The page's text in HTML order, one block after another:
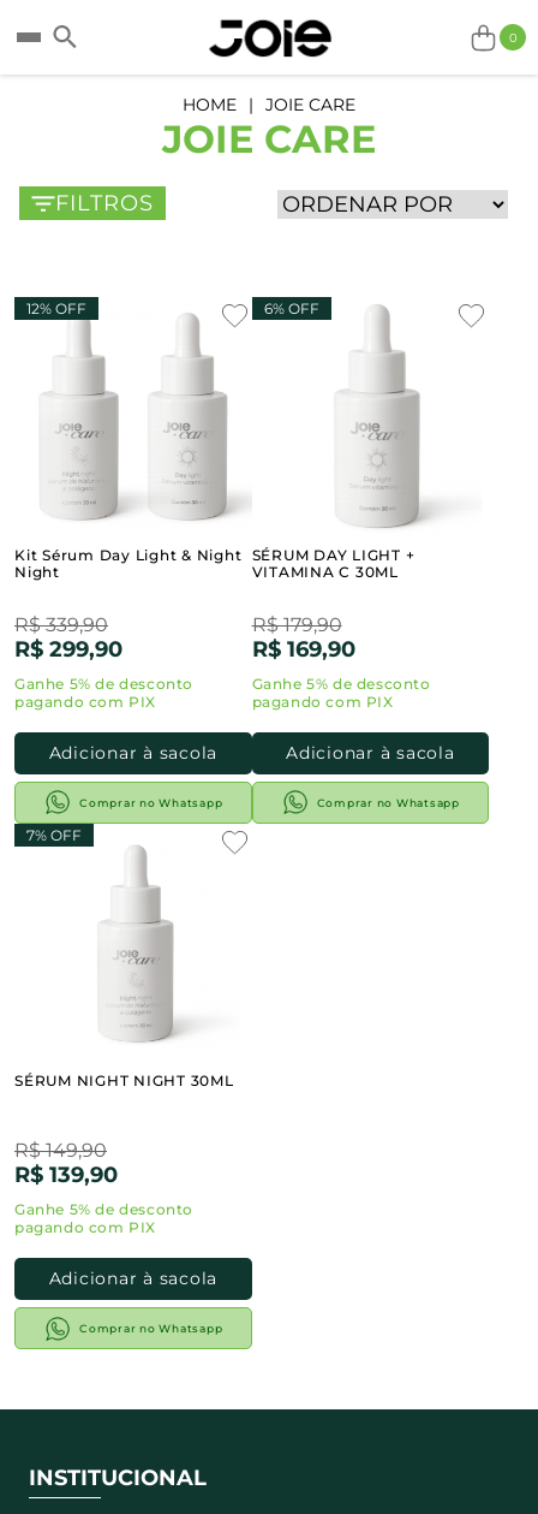
0
HOME JOIE CARE
JOIE CARE
FILTROS
12% OFF
Kit Sérum Day Light & Night
Night
R$ 339,90
R$ 299,90
Adicionar à sacola
Comprar no Whatsapp
6% OFF
SÉRUM DAY LIGHT +
VITAMINA C 30ML
R$ 179,90
R$ 169,90
Adicionar à sacola
Comprar no Whatsapp
7% OFF
SÉRUM NIGHT NIGHT 30ML
R$ 149,90
R$ 139,90
Adicionar à sacola
Comprar no Whatsapp
INSTITUCIONAL